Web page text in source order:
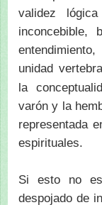
validez
inconcebible,
unidad
la
varón y la
representada
espirituales.
Si esto no
despojado de